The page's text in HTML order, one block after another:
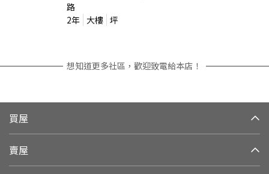
路
2年 大樓 坪
想知道更多社區，歡迎致電給本店！
買屋
賣屋